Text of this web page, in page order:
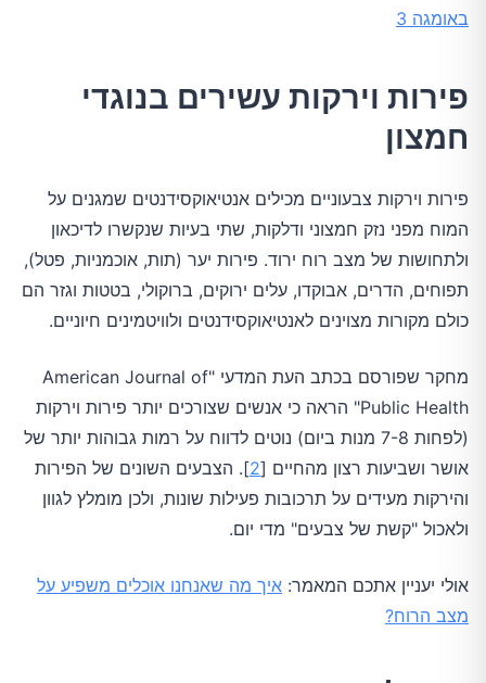
באומגה 3
פירות וירקות עשירים בנוגדי
חמצון
פירות וירקות צבעוניים מכילים אנטיאוקסידנטים שמגנים על
המוח מפני נזק חמצוני ודלקות, שתי בעיות שנקשרו לדיכאון
ולתחושות של מצב רוח ירוד. פירות יער (תות, אוכמניות, פטל),
תפוחים, הדרים, אבוקדו, עלים ירוקים, ברוקולי, בטטות וגזר הם
כולם מקורות מצוינים לאנטיאוקסידנטים ולוויטמינים חיוניים.
מחקר שפורסם בכתב העת המדעי "American Journal of
Public Health" הראה כי אנשים שצורכים יותר פירות וירקות
(לפחות 7-8 מנות ביום) נוטים לדווח על רמות גבוהות יותר של
אושר ושביעות רצון מהחיים [2]. הצבעים השונים של הפירות
והירקות מעידים על תרכובות פעילות שונות, ולכן מומלץ לגוון
ולאכול "קשת של צבעים" מדי יום.
אולי יעניין אתכם המאמר: איך מה שאנחנו אוכלים משפיע על
מצב הרוח?